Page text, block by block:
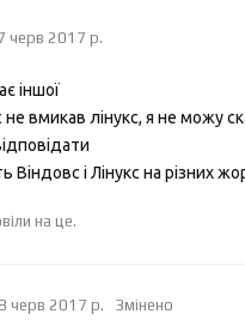
черв 2017 р.
іншої
не вмикав лінукс, я не можу
Віндовс і Лінукс на різних
на це.
черв 2017 р. Змінено